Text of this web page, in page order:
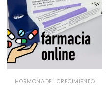
deseos
HORMONA DEL CRECIMIENTO